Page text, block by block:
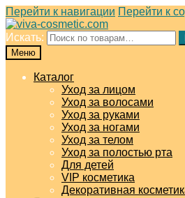
Перейти к навигации Перейти к
Искать:
Меню
Каталог
Уход за лицом
Уход за волосами
Уход за руками
Уход за ногами
Уход за телом
Уход за полостью рта
Для детей
VIP косметика
Декоративная